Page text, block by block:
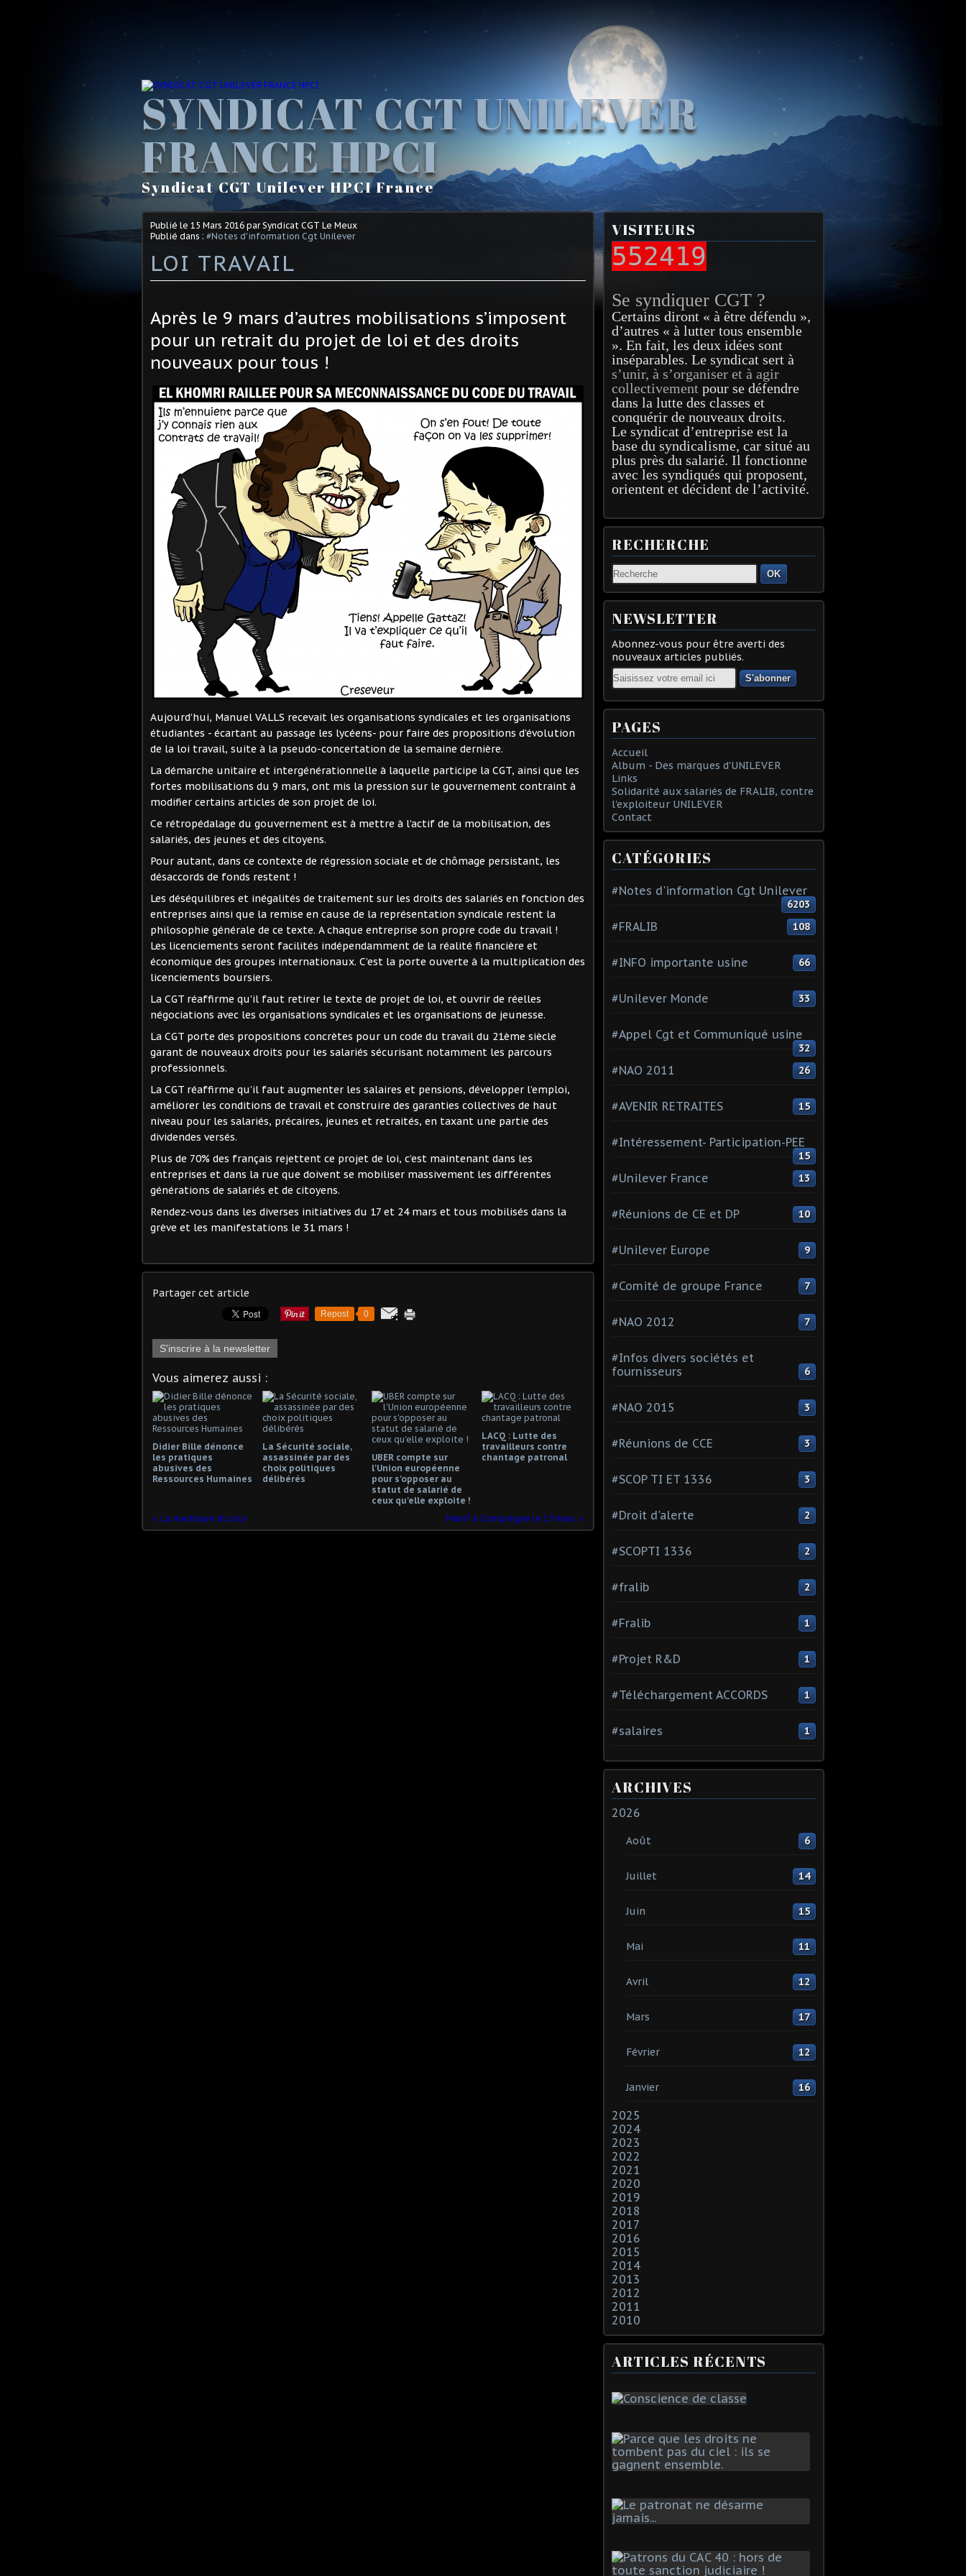
SYNDICAT CGT UNILEVER
FRANCE HPCI
Syndicat CGT Unilever HPCI France
Publié le 15 Mars 2016 par Syndicat CGT Le Meux
Publié dans : #Notes d'information Cgt Unilever
LOI TRAVAIL
Après le 9 mars d’autres mobilisations s’imposent
pour un retrait du projet de loi et des droits
nouveaux pour tous !
Aujourd’hui, Manuel VALLS recevait les organisations syndicales et les organisations
étudiantes - écartant au passage les lycéens- pour faire des propositions d’évolution
de la loi travail, suite à la pseudo-concertation de la semaine dernière.
La démarche unitaire et intergénérationnelle à laquelle participe la CGT, ainsi que les
fortes mobilisations du 9 mars, ont mis la pression sur le gouvernement contraint à
modifier certains articles de son projet de loi.
Ce rétropédalage du gouvernement est à mettre à l’actif de la mobilisation, des
salariés, des jeunes et des citoyens.
Pour autant, dans ce contexte de régression sociale et de chômage persistant, les
désaccords de fonds restent !
Les déséquilibres et inégalités de traitement sur les droits des salariés en fonction des
entreprises ainsi que la remise en cause de la représentation syndicale restent la
philosophie générale de ce texte. A chaque entreprise son propre code du travail !
Les licenciements seront facilités indépendamment de la réalité financière et
économique des groupes internationaux. C’est la porte ouverte à la multiplication des
licenciements boursiers.
La CGT réaffirme qu’il faut retirer le texte de projet de loi, et ouvrir de réelles
négociations avec les organisations syndicales et les organisations de jeunesse.
La CGT porte des propositions concrètes pour un code du travail du 21ème siècle
garant de nouveaux droits pour les salariés sécurisant notamment les parcours
professionnels.
La CGT réaffirme qu’il faut augmenter les salaires et pensions, développer l’emploi,
améliorer les conditions de travail et construire des garanties collectives de haut
niveau pour les salariés, précaires, jeunes et retraités, en taxant une partie des
dividendes versés.
Plus de 70% des français rejettent ce projet de loi, c’est maintenant dans les
entreprises et dans la rue que doivent se mobiliser massivement les différentes
générations de salariés et de citoyens.
Rendez-vous dans les diverses initiatives du 17 et 24 mars et tous mobilisés dans la
grève et les manifestations le 31 mars !
Partager cet article
Repost 0
S'inscrire à la newsletter
Vous aimerez aussi :
Didier Bille dénonce
les pratiques
abusives des
Ressources Humaines
La Sécurité sociale,
assassinée par des
choix politiques
délibérés
UBER compte sur
l'Union européenne
pour s'opposer au
statut de salarié de
ceux qu'elle exploite !
LACQ : Lutte des
travailleurs contre
chantage patronal
La meilleure du Jour Manif à Compiègne le 17 mars
VISITEURS
552419
Se syndiquer CGT ?
Certains diront « à être défendu »,
d’autres « à lutter tous ensemble
». En fait, les deux idées sont
inséparables. Le syndicat sert à
s’unir, à s’organiser et à agir
collectivement pour se défendre
dans la lutte des classes et
conquérir de nouveaux droits.
Le syndicat d’entreprise est la
base du syndicalisme, car situé au
plus près du salarié. Il fonctionne
avec les syndiqués qui proposent,
orientent et décident de l’activité.
RECHERCHE
OK
NEWSLETTER
Abonnez-vous pour être averti des
nouveaux articles publiés.
Email
PAGES
Accueil
Album - Des marques d'UNILEVER
Links
Solidarité aux salariés de FRALIB, contre
l'exploiteur UNILEVER
Contact
CATÉGORIES
#Notes d'information Cgt Unilever
6203
#FRALIB 108
#INFO importante usine 66
#Unilever Monde 33
#Appel Cgt et Communiqué usine
32
#NAO 2011 26
#AVENIR RETRAITES 15
#Intéressement- Participation-PEE
15
#Unilever France 13
#Réunions de CE et DP 10
#Unilever Europe 9
#Comité de groupe France 7
#NAO 2012 7
#Infos divers sociétés et
fournisseurs
6
#NAO 2015 3
#Réunions de CCE 3
#SCOP TI ET 1336 3
#Droit d'alerte 2
#SCOPTI 1336 2
#fralib 2
#Fralib 1
#Projet R&D 1
#Téléchargement ACCORDS 1
#salaires 1
ARCHIVES
2026
Août 6
Juillet 14
Juin 15
Mai 11
Avril 12
Mars 17
Février 12
Janvier 16
2025
2024
2023
2022
2021
2020
2019
2018
2017
2016
2015
2014
2013
2012
2011
2010
ARTICLES RÉCENTS